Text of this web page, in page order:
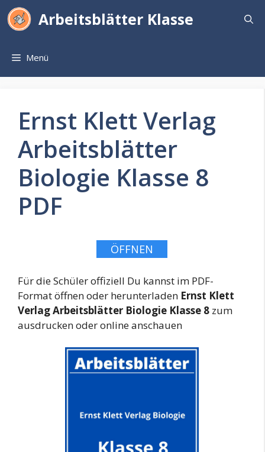
Zum
Inhalt
Arbeitsblätter Klasse
Menü
Ernst Klett Verlag
Arbeitsblätter
Biologie Klasse 8
PDF
ÖFFNEN
Für die Schüler offiziell Du kannst im PDF-
Format öffnen oder herunterladen Ernst Klett
Verlag Arbeitsblätter Biologie Klasse 8 zum
ausdrucken oder online anschauen